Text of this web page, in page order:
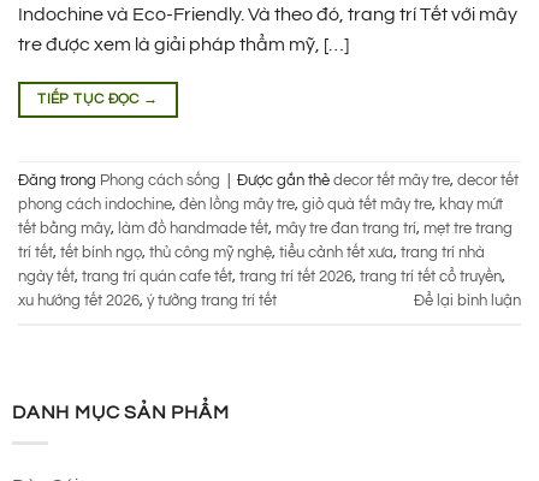
Indochine và Eco-Friendly. Và theo đó, trang trí Tết với mây
tre được xem là giải pháp thẩm mỹ, […]
TIẾP TỤC ĐỌC →
Đăng trong Phong cách sống Được gắn thẻ decor tết mây tre, decor tết
phong cách indochine, đèn lồng mây tre, giỏ quà tết mây tre, khay mứt
tết bằng mây, làm đồ handmade tết, mây tre đan trang trí, mẹt tre trang
trí tết, tết bính ngọ, thủ công mỹ nghệ, tiểu cảnh tết xưa, trang trí nhà
ngày tết, trang trí quán cafe tết, trang trí tết 2026, trang trí tết cổ truyền,
xu hướng tết 2026, ý tưởng trang trí tết Để lại bình luận
DANH MỤC SẢN PHẨM